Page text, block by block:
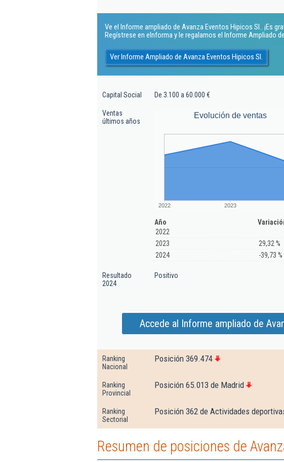
Ve el Informe ampliado de Avanza Eventos Hipicos Sl.. ¡Es
Regístrese en eInforma y le regalamos el Informe Ampliado
Ver Informe Ampliado de Avanza Eventos Hipicos Sl.
Capital Social De 3.100 a 60.000 €
Ventas
últimos años
Evolución de ventas
2022 2023
Año
2022
2023
29,32 %
2024
-39,73 %
Resultado
2024
Positivo
Accede al Informe ampliado de
Ranking
Nacional
Posición 369.474
Ranking
Provincial
Posición 65.013 de Madrid
Ranking
Sectorial
Posición 362 de Actividades
Resumen de posiciones de